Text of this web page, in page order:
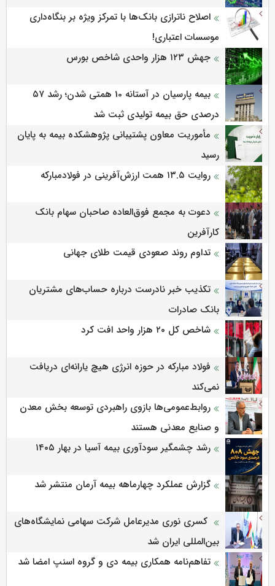
اصلاح ناترازی بانک‌ها با تمرکز ویژه بر بنگاه‌داری
موسسات اعتباری!
جهش ۱۲۳ هزار واحدی شاخص بورس
بیمه پارسیان در آستانه 10 همتی شدن؛ رشد ۵۷
درصدی حق بیمه تولیدی ثبت شد
مأموریت معاون پشتیبانی پژوهشكده بیمه به پایان
رسید
روایت ۱۳.۵ همت ارزش‌آفرینی در فولادمبارکه
دعوت به مجمع فوق‌العاده صاحبان سهام بانک
کارآفرین
تداوم روند صعودی قیمت طلای جهانی
تکذیب خبر نادرست درباره حساب‌های مشتریان
بانک صادرات
شاخص کل ۲۰ هزار واحد افت کرد
فولاد مبارکه در حوزه انرژی هیچ یارانه‌ای دریافت
نمی‌کند
روابط‌‌عمومی‌ها بازوی راهبردی توسعه بخش معدن
و صنایع معدنی هستند
رشد چشمگیر سودآوری بیمه آسیا در بهار ۱۴۰۵
گزارش عملکرد چهارماهه بیمه آرمان منتشر شد
کسری نوری مدیرعامل شرکت سهامی نمایشگاه‌های
بین‌المللی ایران شد
تفاهم‌نامه همکاری بیمه دی و گروه اسنپ امضا شد